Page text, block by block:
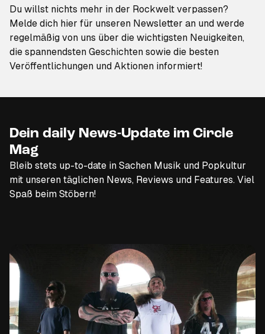
Du willst nichts mehr in der Rockwelt verpassen?
Melde dich hier für unseren Newsletter an und werde
regelmäßig von uns über die wichtigsten Neuigkeiten,
die spannendsten Geschichten sowie die besten
Veröffentlichungen und Aktionen informiert!
Dein daily News-Update im Circle
Mag
Bleib stets up-to-date in Sachen Musik und Popkultur
mit unseren täglichen News, Reviews und Features. Viel
Spaß beim Stöbern!